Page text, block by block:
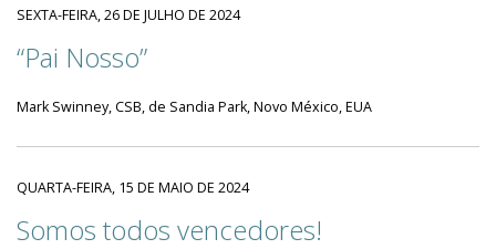
SEXTA-FEIRA, 26 DE JULHO DE 2024
“Pai Nosso”
Mark Swinney, CSB, de Sandia Park, Novo México, EUA
QUARTA-FEIRA, 15 DE MAIO DE 2024
Somos todos vencedores!